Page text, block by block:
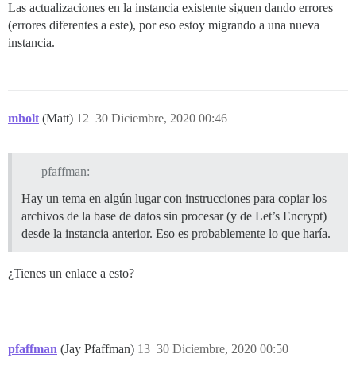
Las actualizaciones en la instancia existente siguen dando errores
(errores diferentes a este), por eso estoy migrando a una nueva
instancia.
mholt (Matt) 30 Diciembre, 2020 00:46
12
pfaffman:
Hay un tema en algún lugar con instrucciones para copiar los
archivos de la base de datos sin procesar (y de Let’s Encrypt)
desde la instancia anterior. Eso es probablemente lo que haría.
¿Tienes un enlace a esto?
pfaffman (Jay Pfaffman) 30 Diciembre, 2020 00:50
13